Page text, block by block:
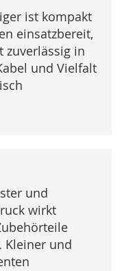
ist kompakt
einsatzbereit,
zuverlässig in
und Vielfalt
und
wirkt
Kleiner und